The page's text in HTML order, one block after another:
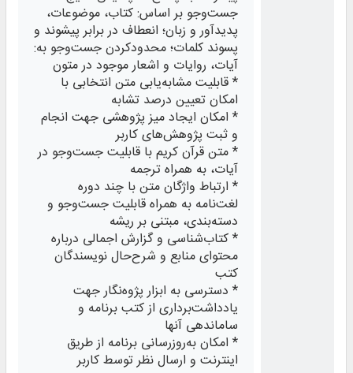
جست‌وجو بر اساس: کتاب، موضوعات،
پدیدآور و زبان؛ انعطاف در برابر پیشوند و
پسوند کلمات؛ محدودکردن جست‌وجو به:
آیات، روایات و اشعار موجود در متون
* قابلیت مشابه‌‎یابی متن انتخابی با
امکان تعیین درصد تشابه
* امکان ایجاد میز پژوهشی جهت انجام
و ثبت پژوهش‌های کاربر
* متن قرآن کریم با قابلیت جست‌وجو در
آیات، به همراه ترجمه
* ارتباط واژگان متن با چند دوره
لغت‌نامه به همراه قابلیت جست‌وجو و
دسته‌بندی، مبتنی بر ریشه
* کتاب‌شناسی و گزارش اجمالی درباره
محتوای منابع و شرح‌حال نویسندگان
کتب
* دسترسی به ابزار پژوه‌نگار جهت
یادداشت‌برداری از کتب برنامه و
ساماندهی آنها
* امکان به‌روزرسانی برنامه از طریق
اینترنت و ارسال نظر توسط کاربر